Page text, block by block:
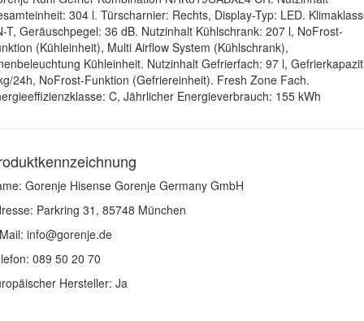
304 l. Türscharnier: Rechts, Display-Typ: LED.
T, Geräuschpegel: 36 dB. Nutzinhalt Kühlschrank: 207 l, NoFrost-
(Kühleinheit), Multi Airflow System (Kühlschrank),
Kühleinheit. Nutzinhalt Gefrierfach: 97 l,
24h, NoFrost-Funktion (Gefriereinheit). Fresh Zone Fach.
C, Jährlicher Energieverbrauch: 155 kWh
Gorenje Hisense Gorenje Germany GmbH
Parkring 31, 85748 München
info@gorenje.de
089 50 20 70
Hersteller: Ja